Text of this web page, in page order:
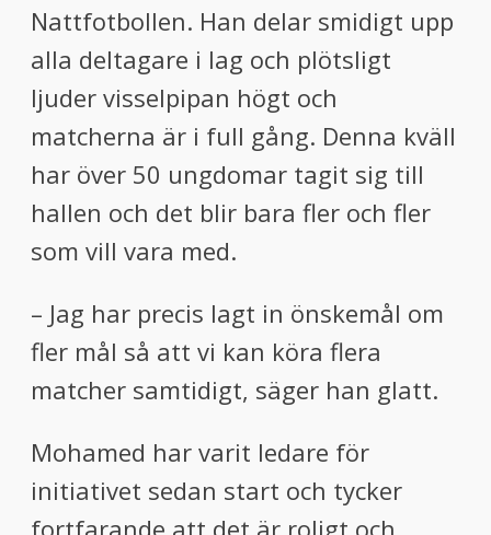
Nattfotbollen. Han delar smidigt upp
alla deltagare i lag och plötsligt
ljuder visselpipan högt och
matcherna är i full gång. Denna kväll
har över 50 ungdomar tagit sig till
hallen och det blir bara fler och fler
som vill vara med.
– Jag har precis lagt in önskemål om
fler mål så att vi kan köra flera
matcher samtidigt, säger han glatt.
Mohamed har varit ledare för
initiativet sedan start och tycker
fortfarande att det är roligt och